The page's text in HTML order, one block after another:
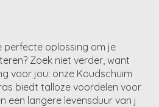
perfecte oplossing om je
Zoek niet verder, want
voor jou: onze Koudschuim
biedt talloze voordelen voor
een langere levensduur van j